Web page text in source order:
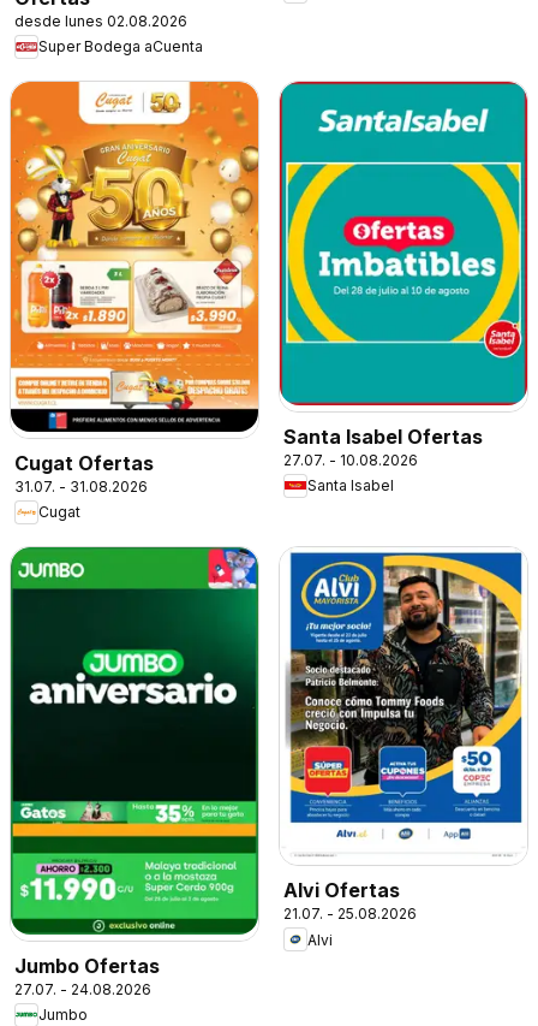
desde lunes 02.08.2026
Super Bodega aCuenta
Cugat Ofertas
31.07. - 31.08.2026
Cugat
Santa Isabel Ofertas
27.07. - 10.08.2026
Santa Isabel
Jumbo Ofertas
27.07. - 24.08.2026
Jumbo
Alvi Ofertas
21.07. - 25.08.2026
Alvi